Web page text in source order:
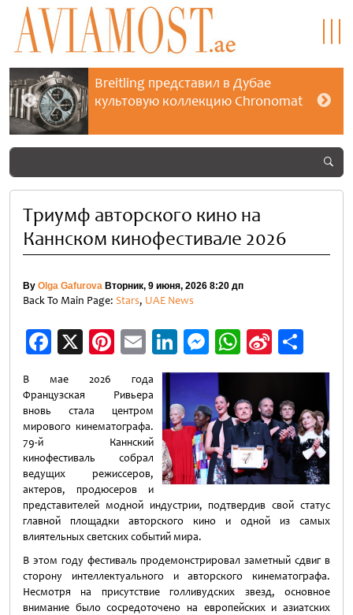
Breitling представил в Дубае
культовую коллекцию Chronomat
Триумф авторского кино на
Каннском кинофестивале 2026
By Olga Gafurova Вторник, 9 июня, 2026 8:20 дп
Back To Main Page: Stars, UAE News
Facebook
X Pinterest
EmailLinkedIn
Messenger
WhatsApp
Sina
Weibo
В мае 2026 года
Французская Ривьера
вновь стала центром
мирового кинематографа.
79-й Каннский
кинофестиваль собрал
ведущих режиссеров,
актеров, продюсеров и
представителей модной индустрии, подтвердив свой статус
главной площадки авторского кино и одной из самых
влиятельных светских событий мира.
В этом году фестиваль продемонстрировал заметный сдвиг в
сторону интеллектуального и авторского кинематографа.
Несмотря на присутствие голливудских звезд, основное
внимание было сосредоточено на европейских и азиатских